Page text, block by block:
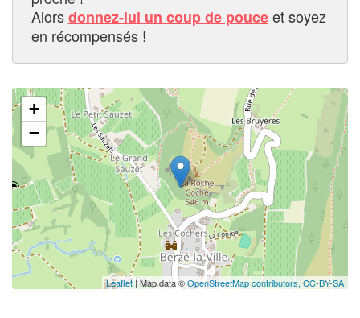
Alorsdonnez-lui un coup de pouceet soyez
en récompensés !
+
−
Leaflet| Map data ©OpenStreetMap contributors, CC-BY-SA